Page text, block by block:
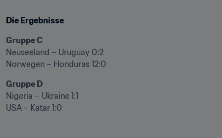
Die Ergebnisse
Gruppe C
Neuseeland – Uruguay 0:2
Norwegen – Honduras 12:0
Gruppe D
Nigeria – Ukraine 1:1
USA – Katar 1:0